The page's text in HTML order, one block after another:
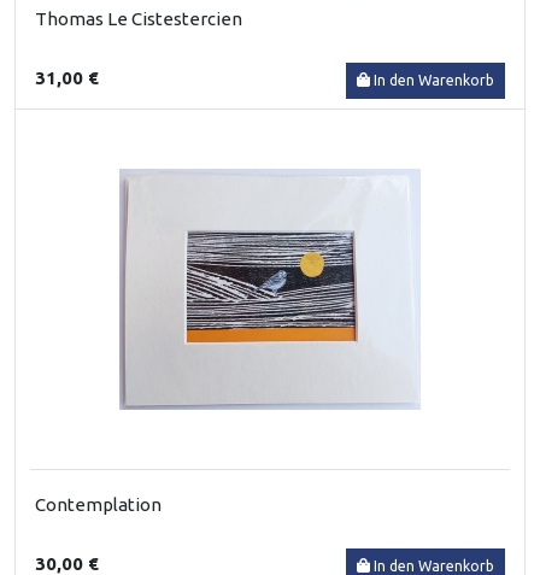
Thomas Le Cistestercien
31,00 € In den Warenkorb
Contemplation
30,00 € In den Warenkorb